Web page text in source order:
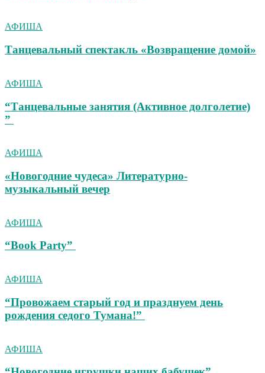
АФИША
Танцевальный спектакль «Возвращение домой»
АФИША
“Танцевальные занятия (Активное долголетие)
”
АФИША
«Новогодние чудеса» Литературно-
музыкальный вечер
АФИША
“Book Party”
АФИША
“Провожаем старый год и празднуем день
рождения седого Тумана!”
АФИША